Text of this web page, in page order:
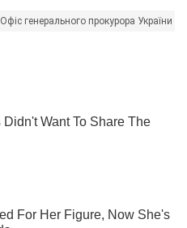
Офіс генерального прокурора України